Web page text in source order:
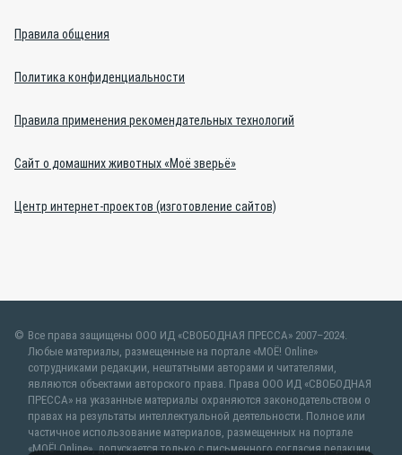
Правила общения
Политика конфиденциальности
Правила применения рекомендательных технологий
Сайт о домашних животных «Моё зверьё»
Центр интернет-проектов (изготовление сайтов)
Все права защищены ООО ИД «СВОБОДНАЯ ПРЕССА» 2007–2024.
Любые материалы, размещенные на портале «МОЁ! Online»
сотрудниками редакции, нештатными авторами и читателями,
являются объектами авторского права. Права ООО ИД «СВОБОДНАЯ
ПРЕССА» на указанные материалы охраняются законодательством о
правах на результаты интеллектуальной деятельности. Полное или
частичное использование материалов, размещенных на портале
«МОЁ! Online», допускается только с письменного согласия редакции